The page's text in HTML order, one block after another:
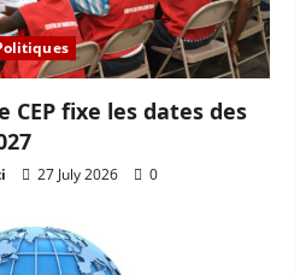
CEP fixe les dates des
27 July 2026 0